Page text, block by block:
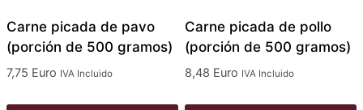
Carne picada de pavo
(porción de 500 gramos)
7,75 Euro IVA Incluido
Carne picada de pollo
(porción de 500 gramos)
8,48 Euro IVA Incluido